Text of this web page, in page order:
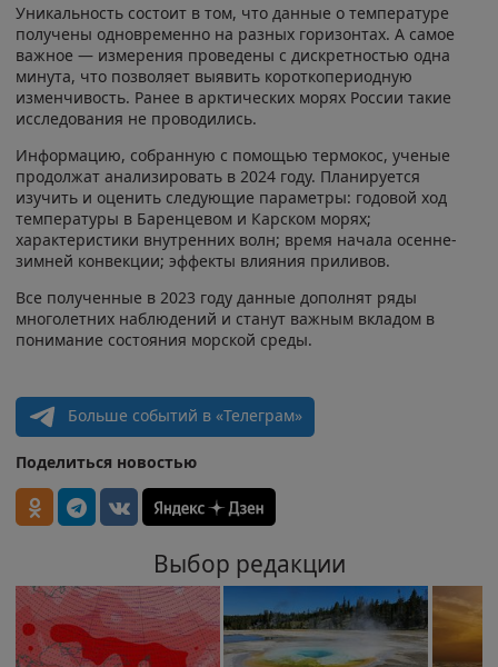
Уникальность состоит в том, что данные о температуре
получены одновременно на разных горизонтах. А самое
важное — измерения проведены с дискретностью одна
минута, что позволяет выявить короткопериодную
изменчивость. Ранее в арктических морях России такие
исследования не проводились.
Информацию, собранную с помощью термокос, ученые
продолжат анализировать в 2024 году. Планируется
изучить и оценить следующие параметры: годовой ход
температуры в Баренцевом и Карском морях;
характеристики внутренних волн; время начала осенне-
зимней конвекции; эффекты влияния приливов.
Все полученные в 2023 году данные дополнят ряды
многолетних наблюдений и станут важным вкладом в
понимание состояния морской среды.
Больше событий в «Телеграм»
Поделиться новостью
Выбор редакции